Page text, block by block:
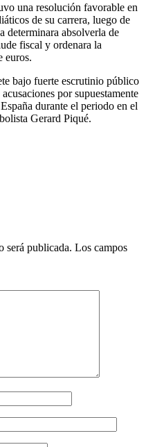
una resolución favorable en
de su carrera, luego de
determinara absolverla de
fiscal y ordenara la
euros.
bajo fuerte escrutinio público
por supuestamente
durante el periodo en el
Gerard Piqué.
será publicada. Los campos